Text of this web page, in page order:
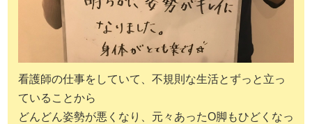
看護師の仕事をしていて、不規則な生活とずっと立っ
ていることから
どんどん姿勢が悪くなり、元々あったO脚もひどくなっ